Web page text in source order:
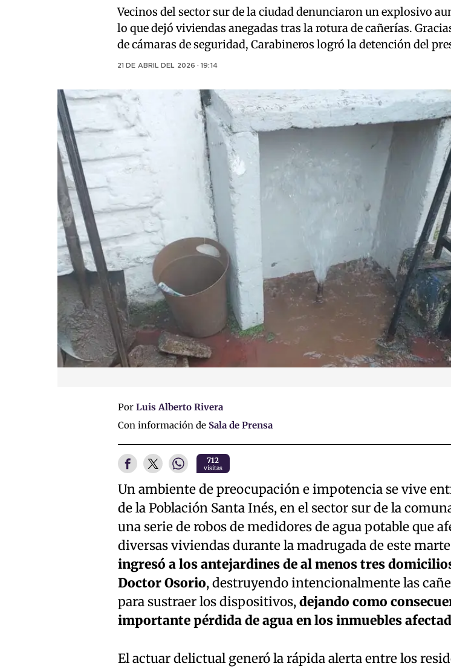
Vecinos del sector sur de la ciudad denunciaron un explosivo
lo que dejó viviendas anegadas tras la rotura de cañerías.
de cámaras de seguridad, Carabineros logró la detención del
21 DE ABRIL DEL 2026 · 19:14
Por Luis Alberto Rivera
Con información de Sala de Prensa
712
visitas
Un ambiente de preocupación e impotencia se vive
de la Población Santa Inés, en el sector sur de la
una serie de robos de medidores de agua potable que
diversas viviendas durante la madrugada de este
ingresó a los antejardines de al menos tres
Doctor Osorio, destruyendo intencionalmente las
para sustraer los dispositivos,dejando como
importante pérdida de agua en los inmuebles
El actuar delictual generó la rápida alerta entre los